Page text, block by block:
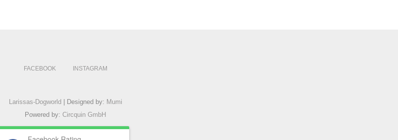
FACEBOOK INSTAGRAM
Larissas-Dogworld | Designed by: Mumi
Powered by: Circquin GmbH